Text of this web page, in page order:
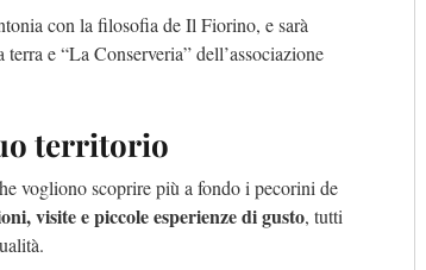
con la filosofia de Il Fiorino, e sarà
e “La Conserveria” dell’associazione
territorio
vogliono scoprire più a fondo i pecorini de
visite e piccole esperienze di gusto, tutti